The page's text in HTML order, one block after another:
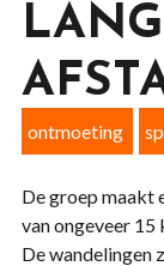
ontmoeting
De groep maakt
van ongeveer 15
De wandelingen